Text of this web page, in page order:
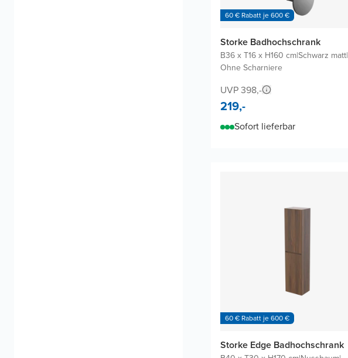
60 € Rabatt je 600 €
Storke Badhochschrank
B36 x T16 x H160 cm|Schwarz matt|
Ohne Scharniere
UVP 398,-
219,-
Sofort lieferbar
60 € Rabatt je 600 €
Storke Edge Badhochschrank